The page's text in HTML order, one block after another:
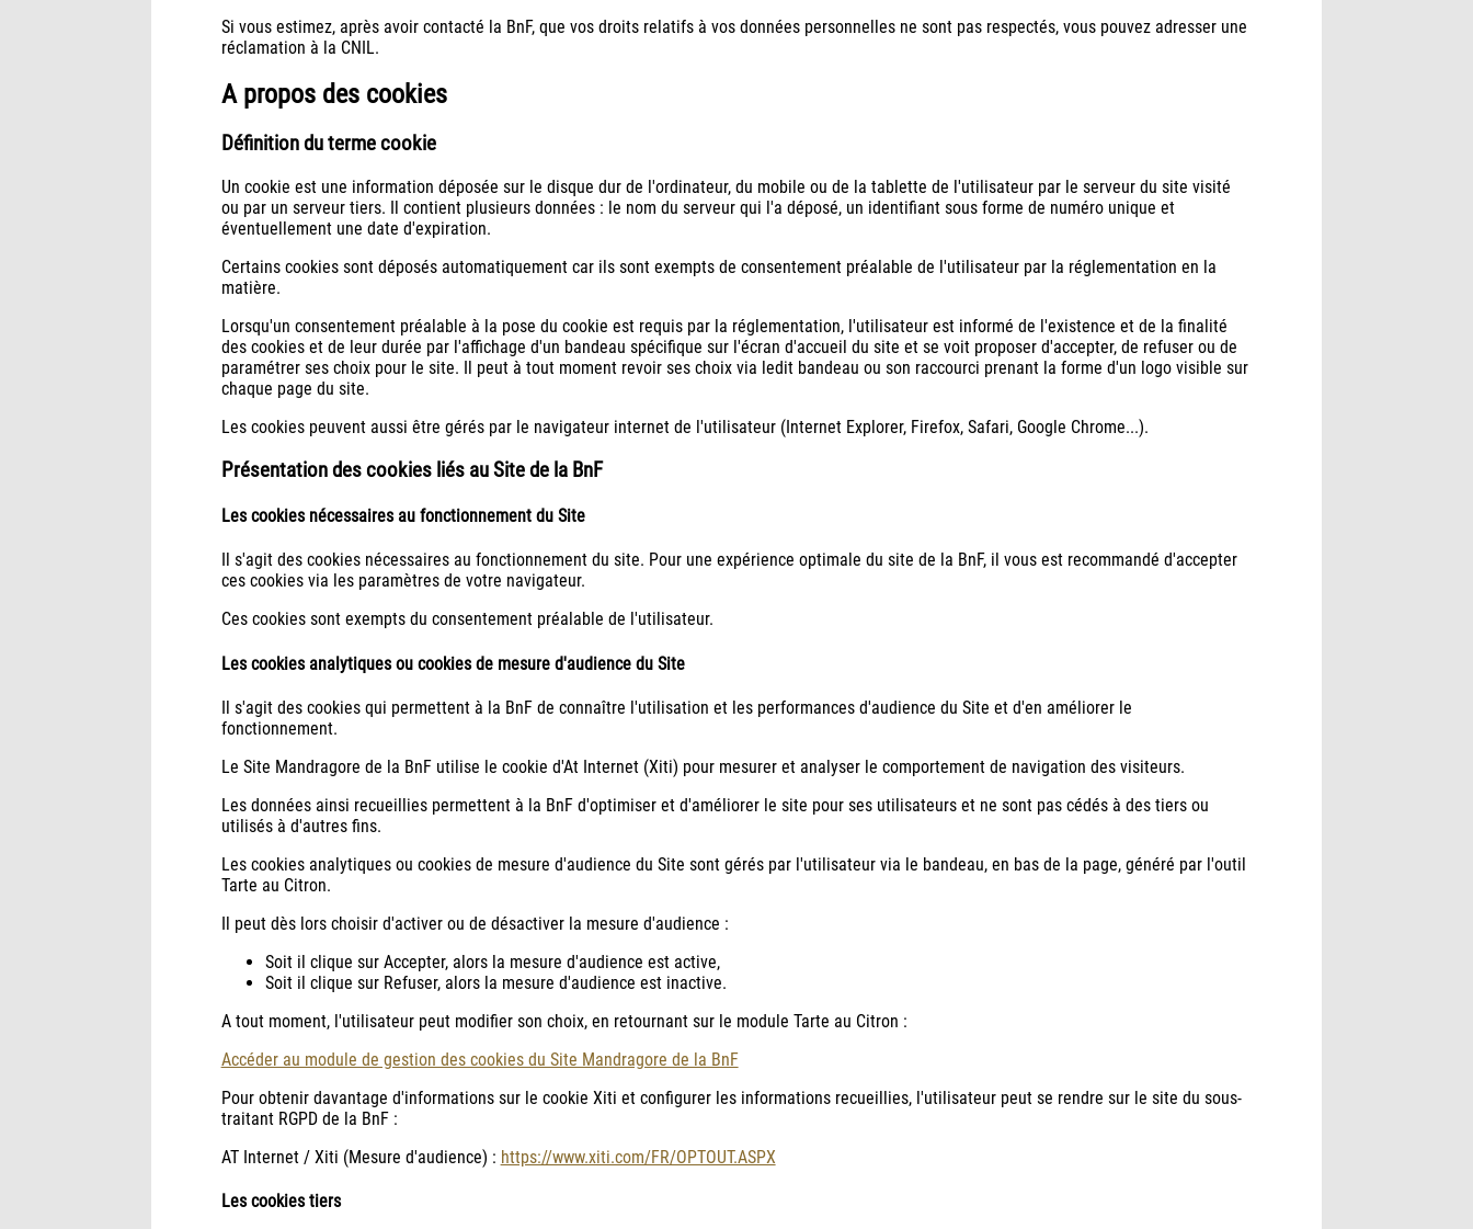
Si vous estimez, après avoir contacté la BnF, que vos droits relatifs à vos données personnelles ne sont pas respectés, vous pouvez adresser une
réclamation à la CNIL.
A propos des cookies
Définition du terme cookie
Un cookie est une information déposée sur le disque dur de l'ordinateur, du mobile ou de la tablette de l'utilisateur par le serveur du site visité
ou par un serveur tiers. Il contient plusieurs données : le nom du serveur qui l'a déposé, un identifiant sous forme de numéro unique et
éventuellement une date d'expiration.
Certains cookies sont déposés automatiquement car ils sont exempts de consentement préalable de l'utilisateur par la réglementation en la
matière.
Lorsqu'un consentement préalable à la pose du cookie est requis par la réglementation, l'utilisateur est informé de l'existence et de la finalité
des cookies et de leur durée par l'affichage d'un bandeau spécifique sur l'écran d'accueil du site et se voit proposer d'accepter, de refuser ou de
paramétrer ses choix pour le site. Il peut à tout moment revoir ses choix via ledit bandeau ou son raccourci prenant la forme d'un logo visible sur
chaque page du site.
Les cookies peuvent aussi être gérés par le navigateur internet de l'utilisateur (Internet Explorer, Firefox, Safari, Google Chrome...).
Présentation des cookies liés au Site de la BnF
Les cookies nécessaires au fonctionnement du Site
Il s'agit des cookies nécessaires au fonctionnement du site. Pour une expérience optimale du site de la BnF, il vous est recommandé d'accepter
ces cookies via les paramètres de votre navigateur.
Ces cookies sont exempts du consentement préalable de l'utilisateur.
Les cookies analytiques ou cookies de mesure d'audience du Site
Il s'agit des cookies qui permettent à la BnF de connaître l'utilisation et les performances d'audience du Site et d'en améliorer le
fonctionnement.
Le Site Mandragore de la BnF utilise le cookie d'At Internet (Xiti) pour mesurer et analyser le comportement de navigation des visiteurs.
Les données ainsi recueillies permettent à la BnF d'optimiser et d'améliorer le site pour ses utilisateurs et ne sont pas cédés à des tiers ou
utilisés à d'autres fins.
Les cookies analytiques ou cookies de mesure d'audience du Site sont gérés par l'utilisateur via le bandeau, en bas de la page, généré par l'outil
Tarte au Citron.
Il peut dès lors choisir d'activer ou de désactiver la mesure d'audience :
Soit il clique sur Accepter, alors la mesure d'audience est active,
Soit il clique sur Refuser, alors la mesure d'audience est inactive.
A tout moment, l'utilisateur peut modifier son choix, en retournant sur le module Tarte au Citron :
Accéder au module de gestion des cookies du Site Mandragore de la BnF
Pour obtenir davantage d'informations sur le cookie Xiti et configurer les informations recueillies, l'utilisateur peut se rendre sur le site du sous-
traitant RGPD de la BnF :
AT Internet / Xiti (Mesure d'audience) : https://www.xiti.com/FR/OPTOUT.ASPX
Les cookies tiers